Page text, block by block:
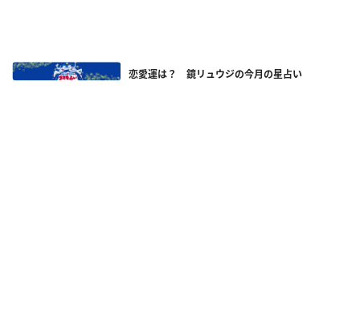
恋愛運は？ 鏡リュウジの今月の星占い